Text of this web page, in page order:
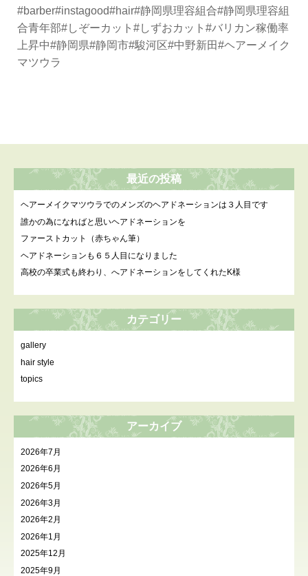
#barber#instagood#hair#静岡県理容組合#静岡県理容組
合青年部#しぞーカット#しずおカット#バリカン稼働率
上昇中#静岡県#静岡市#駿河区#中野新田#ヘアーメイク
マツウラ
最近の投稿
ヘアーメイクマツウラでのメンズのヘアドネーションは３人目です
誰かの為になればと思いヘアドネーションを
ファーストカット（赤ちゃん筆）
ヘアドネーションも６５人目になりました
高校の卒業式も終わり、へアドネーションをしてくれたK様
カテゴリー
gallery
hair style
topics
アーカイブ
2026年7月
2026年6月
2026年5月
2026年3月
2026年2月
2026年1月
2025年12月
2025年9月